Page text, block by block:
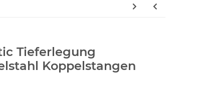
Tieferlegung
Koppelstangen